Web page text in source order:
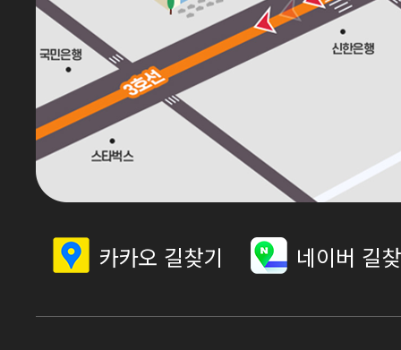
카카오 길찾기 네이버 길